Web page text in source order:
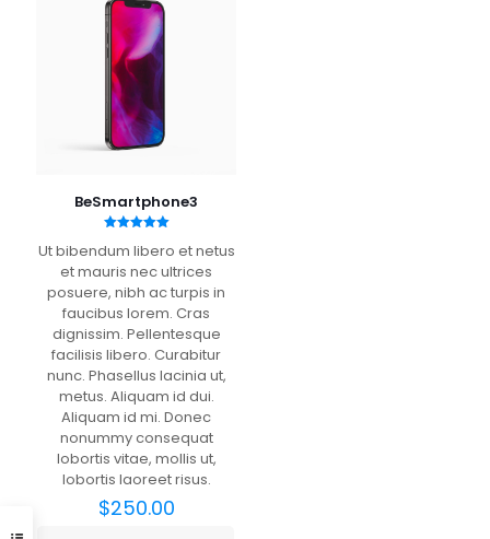
possono
essere
scelte
nella
pagina
del
prodotto
BeSmartphone3
5.00
Ut bibendum libero et netus
et mauris nec ultrices
posuere, nibh ac turpis in
faucibus lorem. Cras
dignissim. Pellentesque
facilisis libero. Curabitur
nunc. Phasellus lacinia ut,
metus. Aliquam id dui.
Aliquam id mi. Donec
nonummy consequat
lobortis vitae, mollis ut,
lobortis laoreet risus.
$250.00